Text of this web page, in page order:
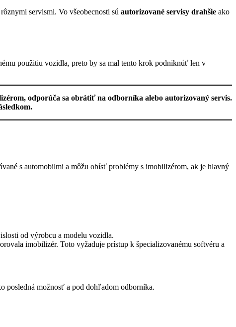
servismi. Vo všeobecnosti sú autorizované servisy drahšie ako
použitiu vozidla, preto by sa mal tento krok podniknúť len v
odporúča sa obrátiť na odborníka alebo autorizovaný servis.
s automobilmi a môžu obísť problémy s imobilizérom, ak je hlavný
od výrobcu a modelu vozidla.
imobilizér. Toto vyžaduje prístup k špecializovanému softvéru a
posledná možnosť a pod dohľadom odborníka.